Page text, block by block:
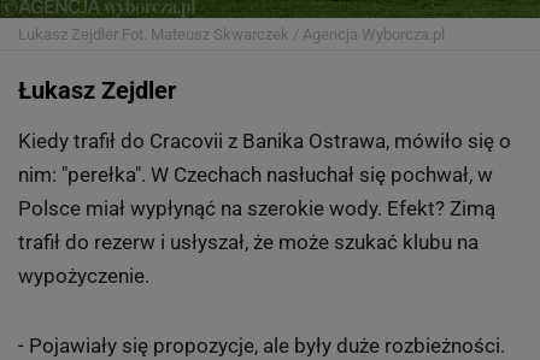
Łukasz Zejdler Fot. Mateusz Skwarczek / Agencja Wyborcza.pl
Łukasz Zejdler
Kiedy trafił do Cracovii z Banika Ostrawa, mówiło się o
nim: "perełka". W Czechach nasłuchał się pochwał, w
Polsce miał wypłynąć na szerokie wody. Efekt? Zimą
trafił do rezerw i usłyszał, że może szukać klubu na
wypożyczenie.
- Pojawiały się propozycje, ale były duże rozbieżności.